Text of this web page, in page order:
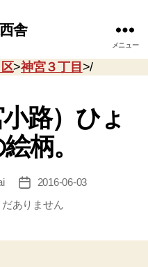
舎
メニュー
>神宮３丁目 >/
路）ひょ
柄。
投
稿
日
2016-06-03
ありません